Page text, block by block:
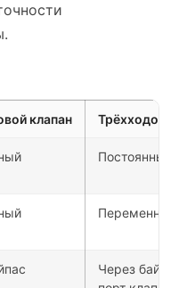
клапан
Постоянный
Переменный
Через